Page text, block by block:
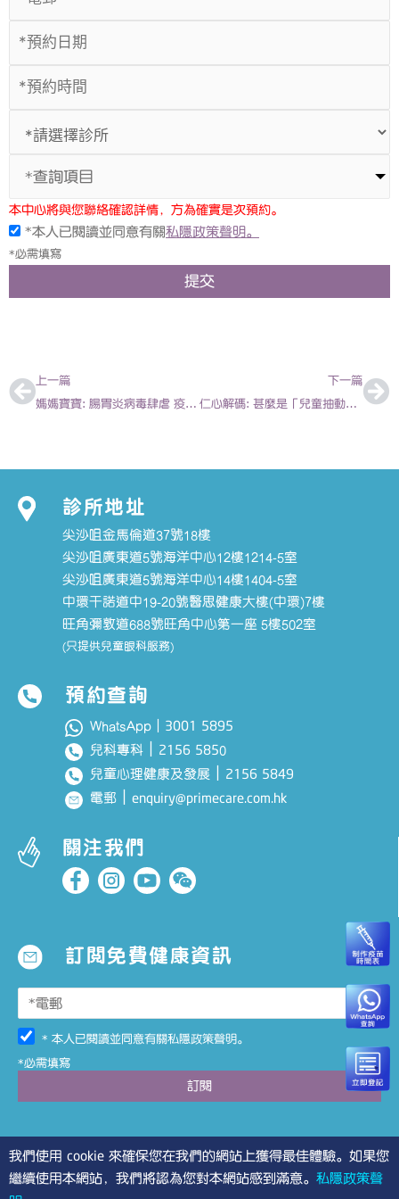
我們使用 cookie 來確保您在我們的網站上獲得最佳體驗。如果您
繼續使用本網站，我們將認為您對本網站感到滿意。 私隱政策聲
*查詢項目
本中心將與您聯絡確認詳情，方為確實是次預約。
*本人已閱讀並同意有關私隱政策聲明。
*必需填寫
提交
上一篇
媽媽寶寶: 腸胃炎病毒肆虐 疫苗最有效預防 | 陳欣永醫生
下一篇
仁心解碼: 甚麼是「兒童抽動症」2018-12-01 | 陳欣永醫生
診所地址
尖沙咀金馬倫道37號18樓
尖沙咀廣東道5號海洋中心12樓1214-5室
尖沙咀廣東道5號海洋中心14樓1404-5室
中環干諾道中19-20號醫思健康大樓(中環)7樓
旺角彌敦道688號旺角中心第一座 5樓502室
(只提供兒童眼科服務)
預約查詢
WhatsApp｜ 3001 5895
兒科專科 2156 5850
兒童心理健康及發展
2156 5849
電郵 ｜enquiry@primecare.com.hk
關注我們
訂閱免費健康資訊
* 本人已閱讀並同意有關私隱政策聲明。
*必需填寫